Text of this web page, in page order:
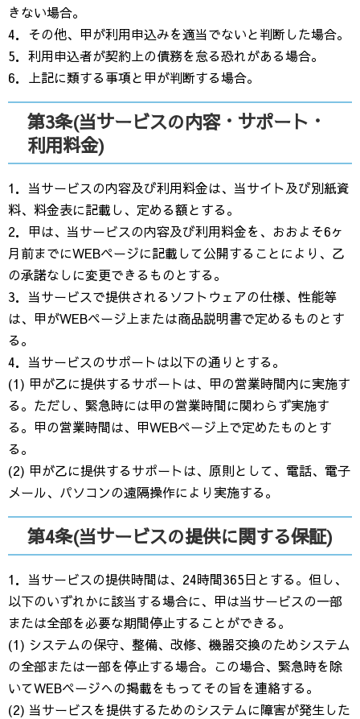
きない場合。
4．その他、甲が利用申込みを適当でないと判断した場合。
5．利用申込者が契約上の債務を怠る恐れがある場合。
6．上記に類する事項と甲が判断する場合。
第3条(当サービスの内容・サポート・
利用料金)
1．当サービスの内容及び利用料金は、当サイト及び別紙資
料、料金表に記載し、定める額とする。
2．甲は、当サービスの内容及び利用料金を、おおよそ6ヶ
月前までにWEBページに記載して公開することにより、乙
の承諾なしに変更できるものとする。
3．当サービスで提供されるソフトウェアの仕様、性能等
は、甲がWEBページ上または商品説明書で定めるものとす
る。
4．当サービスのサポートは以下の通りとする。
(1) 甲が乙に提供するサポートは、甲の営業時間内に実施す
る。ただし、緊急時には甲の営業時間に関わらず実施す
る。甲の営業時間は、甲WEBページ上で定めたものとす
る。
(2) 甲が乙に提供するサポートは、原則として、電話、電子
メール、パソコンの遠隔操作により実施する。
第4条(当サービスの提供に関する保証)
1．当サービスの提供時間は、24時間365日とする。但し、
以下のいずれかに該当する場合に、甲は当サービスの一部
または全部を必要な期間停止することができる。
(1) システムの保守、整備、改修、機器交換のためシステム
の全部または一部を停止する場合。この場合、緊急時を除
いてWEBページへの掲載をもってその旨を連絡する。
(2) 当サービスを提供するためのシステムに障害が発生した